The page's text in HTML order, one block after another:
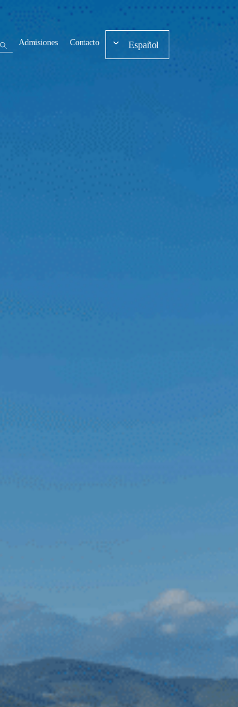
Admisiones Contacto Español